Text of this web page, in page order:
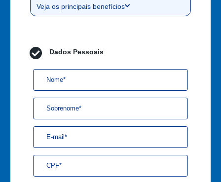
Veja os principais benefícios
Dados Pessoais